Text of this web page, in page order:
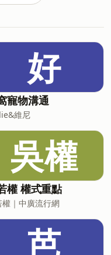
的啦？真的）
搭
內行人才會走
還做嗎？ ②
造歷史＆地理
銘柄「會津
」 ③ 「寫樂
/ 特色 / 品飲 /
！寫樂的
生存法
多餐搭
好
寵物溝通
維尼
吳權
權 權式重點
權｜中廣流行網
芭